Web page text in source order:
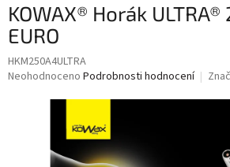
KOWAX® Horák
EURO
HKM250A4ULTRA
Průměrné
Neohodnoceno Podrobnosti hodnocení